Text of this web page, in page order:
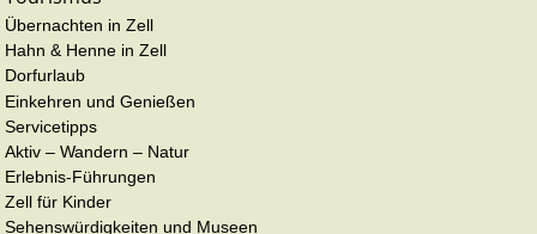
Übernachten in Zell
Hahn & Henne in Zell
Dorfurlaub
Einkehren und Genießen
Servicetipps
Aktiv – Wandern – Natur
Erlebnis-Führungen
Zell für Kinder
Sehenswürdigkeiten und Museen